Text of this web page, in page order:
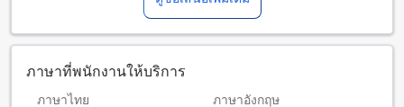
ภาษาที่พนักงานให้บริการ
ภาษาไทย ภาษาอังกฤษ